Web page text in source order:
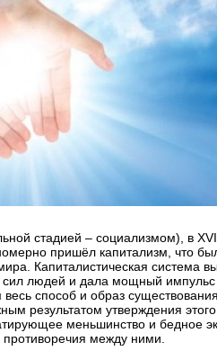
стадией – социализмом), в
пришёл капитализм, что
Капиталистическая система
сил людей и дала мощный
способ и образ
результатом утверждения
меньшинство и бедное
противоречия между ними.